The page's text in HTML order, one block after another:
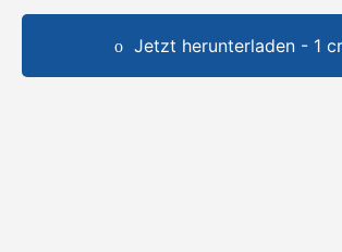
Jetzt herunterladen - 1